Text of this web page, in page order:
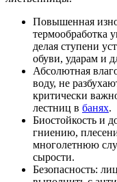
Повышенная
термообработка
делая ступени
обуви, ударам и
Абсолютная
воду, не
критически
лестниц в банях.
Биостойкость и
гниению,
многолетнюю
сырости.
Безопасность: